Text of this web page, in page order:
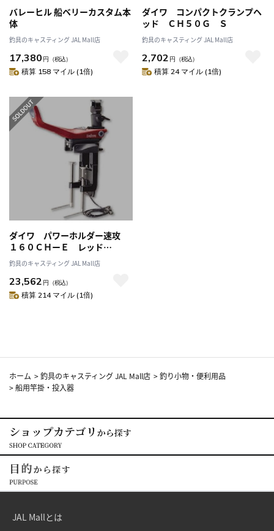
バレーヒル 船ベリーカスタム本
体
釣具のキャスティング JAL Mall店
17,380 円 （税込）
積算 158 マイル (1倍)
ダイワ コンパクトクランプヘ
ッド ＣＨ５０Ｇ Ｓ
釣具のキャスティング JAL Mall店
2,702 円 （税込）
積算 24 マイル (1倍)
ダイワ パワーホルダー速攻
１６０ＣＨーＥ レッド
【np194col】
釣具のキャスティング JAL Mall店
23,562 円 （税込）
積算 214 マイル (1倍)
ホーム >釣具のキャスティング JAL Mall店 >釣り小物・便利用品
>船用竿掛・投入器
JAL Mallとは